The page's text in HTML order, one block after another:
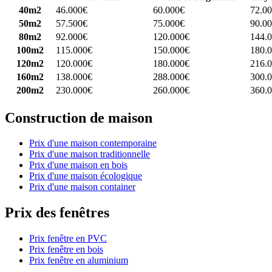
40m2
46.000€ 60.000€
50m2
57.500€ 75.000€
80m2
92.000€ 120.000€
100m2
115.000€ 150.000€
120m2
120.000€ 180.000€
160m2
138.000€ 288.000€
200m2
230.000€ 260.000€
Construction de maison
Prix d'une maison contemporaine
Prix d'une maison traditionnelle
Prix d'une maison en bois
Prix d'une maison écologique
Prix d'une maison container
Prix des fenêtres
Prix fenêtre en PVC
Prix fenêtre en bois
Prix fenêtre en aluminium